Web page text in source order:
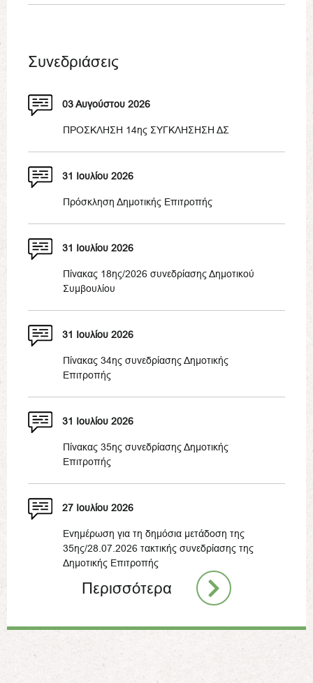
Συνεδριάσεις
03 Αυγούστου 2026
ΠΡΟΣΚΛΗΣΗ 14ης ΣΥΓΚΛΗΣΗΣΗ ΔΣ
31 Ιουλίου 2026
Πρόσκληση Δημοτικής Επιτροπής
31 Ιουλίου 2026
Πίνακας 18ης/2026 συνεδρίασης Δημοτικού
Συμβουλίου
31 Ιουλίου 2026
Πίνακας 34ης συνεδρίασης Δημοτικής
Επιτροπής
31 Ιουλίου 2026
Πίνακας 35ης συνεδρίασης Δημοτικής
Επιτροπής
27 Ιουλίου 2026
Ενημέρωση για τη δημόσια μετάδοση της
35ης/28.07.2026 τακτικής συνεδρίασης της
Δημοτικής Επιτροπής
Περισσότερα